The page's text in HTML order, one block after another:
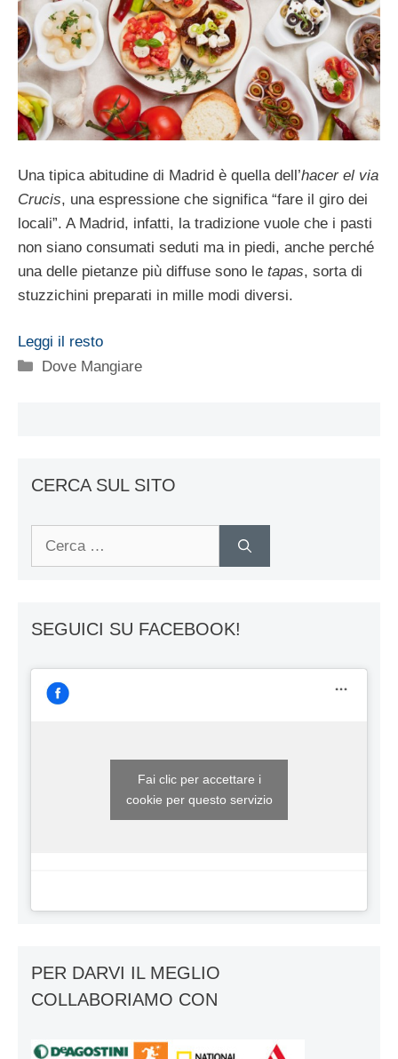
Una tipica abitudine di Madrid è quella dell’hacer el via
Crucis, una espressione che significa “fare il giro dei
locali”. A Madrid, infatti, la tradizione vuole che i pasti
non siano consumati seduti ma in piedi, anche perché
una delle pietanze più diffuse sono le tapas, sorta di
stuzzichini preparati in mille modi diversi.
Leggi il resto
Categorie
Dove Mangiare
CERCA SUL SITO
Ricerca
SEGUICI SU FACEBOOK!
Fai clic per accettare i
cookie per questo servizio
PER DARVI IL MEGLIO
COLLABORIAMO CON